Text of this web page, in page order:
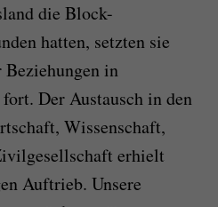
die Block-
hatten, setzten sie
in
Der Austausch in den
Wissenschaft,
erhielt
Auftrieb. Unsere